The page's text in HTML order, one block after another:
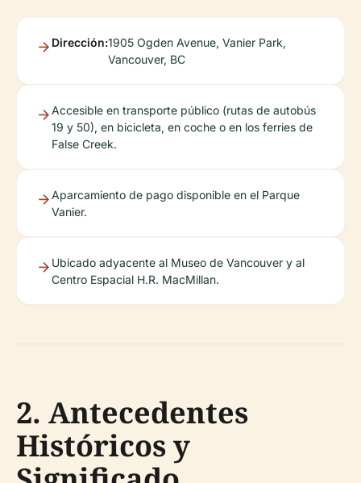
Dirección:1905 Ogden Avenue, Vanier Park,
Vancouver, BC
Accesible en transporte público (rutas de autobús
19 y 50), en bicicleta, en coche o en los ferries de
False Creek.
Aparcamiento de pago disponible en el Parque
Vanier.
Ubicado adyacente al Museo de Vancouver y al
Centro Espacial H.R. MacMillan.
2. Antecedentes
Históricos y